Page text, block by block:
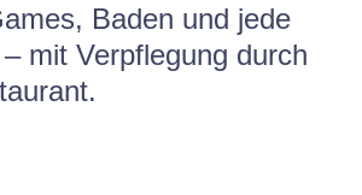
Baden und jede
mit Verpflegung durch